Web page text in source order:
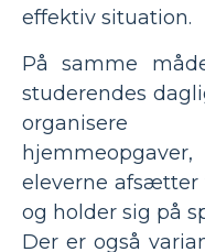
effektiv situation.
På samme
studerendes
organisere
eleverne
og holder sig på
Der er også